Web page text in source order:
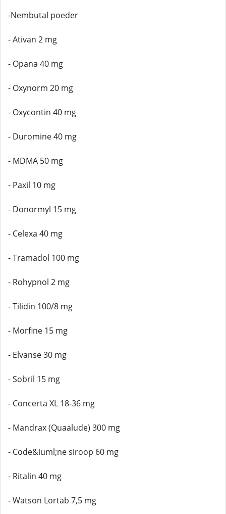
-Nembutal poeder
- Ativan 2 mg
- Opana 40 mg
- Oxynorm 20 mg
- Oxycontin 40 mg
- Duromine 40 mg
- MDMA 50 mg
- Paxil 10 mg
- Donormyl 15 mg
- Celexa 40 mg
- Tramadol 100 mg
- Rohypnol 2 mg
- Tilidin 100/8 mg
- Morfine 15 mg
- Elvanse 30 mg
- Sobril 15 mg
- Concerta XL 18-36 mg
- Mandrax (Quaalude) 300 mg
- Code&iuml;ne siroop 60 mg
- Ritalin 40 mg
- Watson Lortab 7,5 mg